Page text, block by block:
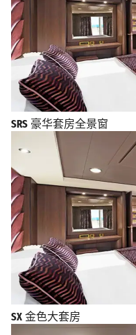
SRS 豪华套房全景窗
SX 金色大套房